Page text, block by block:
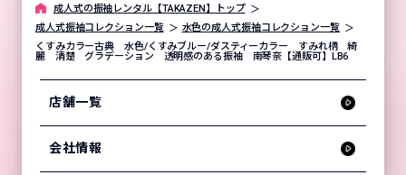
成⼈式の振袖レンタル【TAKAZEN】トップ
成人式振袖コレクション一覧
水色の成人式振袖コレクション一覧
くすみカラー古典 水色/くすみブルー/ダスティーカラー すみれ柄 綺
麗 清楚 グラデーション 透明感のある振袖 南琴奈【通販可】LB6
店舗一覧
会社情報